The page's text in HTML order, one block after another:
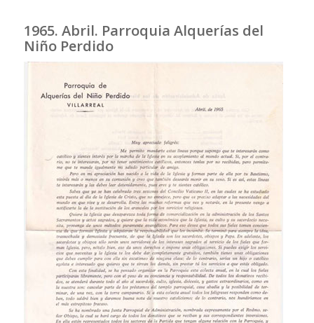
1965. Abril. Parroquia Alquerías del
Niño Perdido